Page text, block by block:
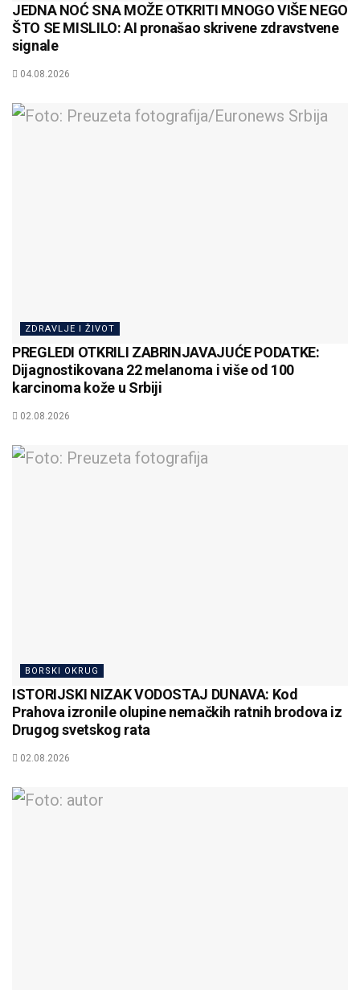
JEDNA NOĆ SNA MOŽE OTKRITI MNOGO VIŠE NEGO
ŠTO SE MISLILO: AI pronašao skrivene zdravstvene
signale
04.08.2026
ZDRAVLJE I ŽIVOT
PREGLEDI OTKRILI ZABRINJAVAJUĆE PODATKE:
Dijagnostikovana 22 melanoma i više od 100
karcinoma kože u Srbiji
02.08.2026
BORSKI OKRUG
ISTORIJSKI NIZAK VODOSTAJ DUNAVA: Kod
Prahova izronile olupine nemačkih ratnih brodova iz
Drugog svetskog rata
02.08.2026